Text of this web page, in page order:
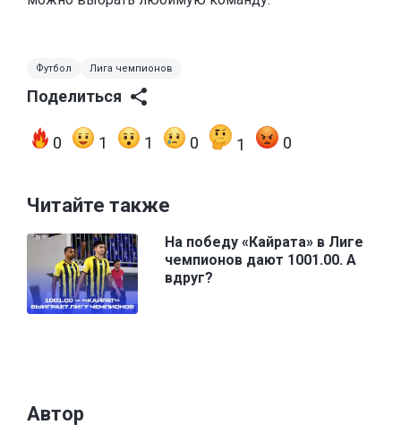
Футбол Лига чемпионов
Поделиться
0 1 1 0 1 0
Читайте также
На победу «Кайрата» в Лиге
чемпионов дают 1001.00. А
вдруг?
Автор